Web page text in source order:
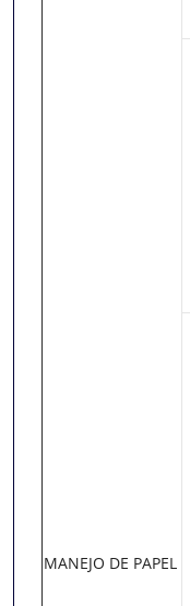
MANEJO DE PAPEL